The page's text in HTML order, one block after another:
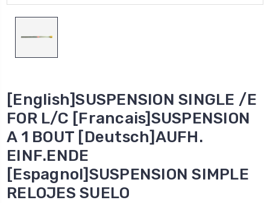
[English]SUSPENSION SINGLE /E
FOR L/C [Francais]SUSPENSION
A 1 BOUT [Deutsch]AUFH.
EINF.ENDE
[Espagnol]SUSPENSION SIMPLE
RELOJES SUELO